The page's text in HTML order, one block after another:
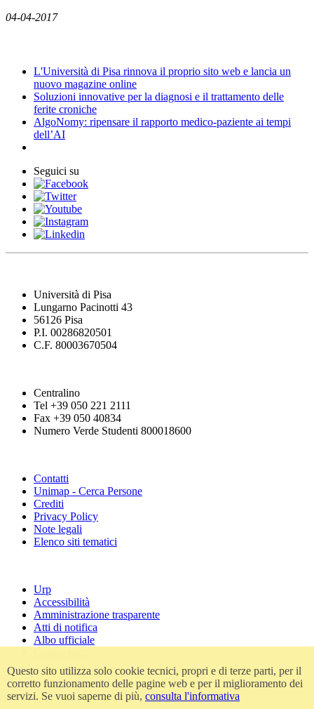
04-04-2017
L'Università di Pisa rinnova il proprio sito web e lancia un
nuovo magazine online
Soluzioni innovative per la diagnosi e il trattamento delle
ferite croniche
AlgoNomy: ripensare il rapporto medico-paziente ai tempi
dell’AI
Seguici su
Università di Pisa
Lungarno Pacinotti 43
56126 Pisa
P.I. 00286820501
C.F. 80003670504
Centralino
Tel +39 050 221 2111
Fax +39 050 40834
Numero Verde Studenti 800018600
Contatti
Unimap - Cerca Persone
Crediti
Privacy Policy
Note legali
Elenco siti tematici
Urp
Accessibilità
Amministrazione trasparente
Atti di notifica
Albo ufficiale
Questo sito utilizza solo cookie tecnici, propri e di terze parti, per il
corretto funzionamento delle pagine web e per il miglioramento dei
servizi. Se vuoi saperne di più, consulta l'informativa